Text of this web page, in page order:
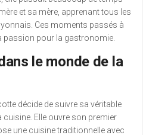
et sa mère, apprenant tous les
Ces moments passés à
passion pour la gastronomie.
le monde de la
décide de suivre sa véritable
Elle ouvre son premier
une cuisine traditionnelle avec